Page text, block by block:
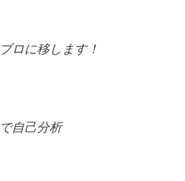
ロに移します！
自己分析